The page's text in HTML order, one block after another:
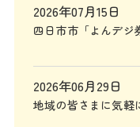
2026年07月15日
四日市市「よんデジ
2026年06月29日
地域の皆さまに気軽